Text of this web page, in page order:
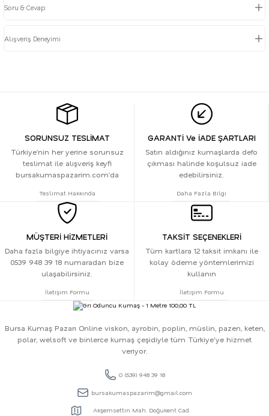
Soru & Cevap
Alışveriş Deneyimi
SORUNSUZ TESLİMAT
Türkiye’nin her yerine sorunsuz
teslimat ile alışveriş keyfi
bursakumaspazarim.com’da
Teslimat Hakkında
GARANTİ Ve İADE ŞARTLARI
Satın aldığınız kumaşlarda defo
çıkması halinde koşulsuz iade
edebilirsiniz.
Daha Fazla Bilgi
MÜŞTERİ HİZMETLERİ
Daha fazla bilgiye ihtiyacınız varsa
0539 948 39 18 numaradan bize
ulaşabilirsiniz.
İletişim Formu
TAKSİT SEÇENEKLERİ
Tüm kartlara 12 taksit imkanı ile
kolay ödeme yöntemlerimizi
kullanın
İletişim Formu
Bursa Kumaş Pazarı Online viskon, ayrobin, poplin, müslin, pazen, keten,
polar, welsoft ve binlerce kumaş çeşidiyle tüm Türkiye'ye hizmet
veriyor.
0 (539) 948 39 18
bursakumaspazarim@gmail.com
Akşemsettin Mah. Doğukent Cad.